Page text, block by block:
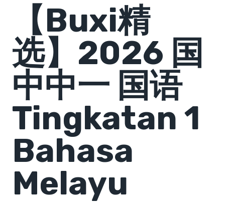
【Buxi精
选】2026 国
中中一 国语
Tingkatan 1
Bahasa
Melayu